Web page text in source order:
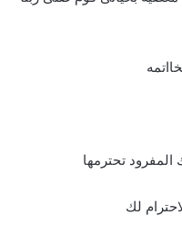
المفرود تحترمها
لك